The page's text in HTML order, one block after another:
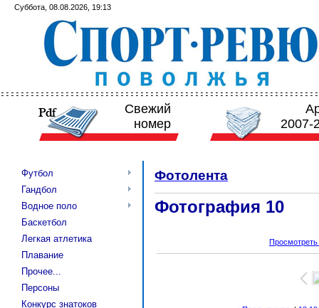
Суббота, 08.08.2026, 19:13
Свежий
номер
2007-
Футбол
Гандбол
Водное поло
Баскетбол
Легкая атлетика
Плавание
Прочее...
Персоны
Конкурс знатоков
Фотолента
Фотография 10